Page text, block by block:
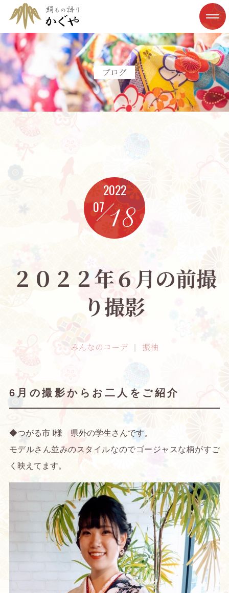
ブログ
2022
07 18
２０２２年６月の前撮
り撮影
みんなのコーデ 振袖
6月の撮影からお二人をご紹介
◆つがる市 I様 県外の学生さんです。
モデルさん並みのスタイルなのでゴージャスな柄がすご
く映えてます。